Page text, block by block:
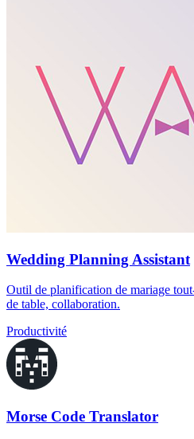
Wedding Planning Assistant
Outil de planification de mariage
de table, collaboration.
Productivité
Morse Code Translator